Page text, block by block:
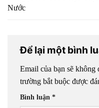
Nước
Để lại một bình
Email của bạn sẽ
trường bắt buộc được
Bình luận *